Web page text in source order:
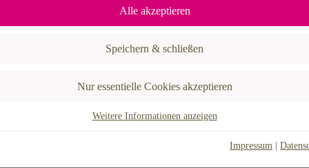
Alle akzeptieren
Speichern & schließen
Nur essentielle Cookies akzeptieren
Cookies werden für grundlegende Funktionen der Webseite benötigt.
Weitere Informationen anzeigen
Impressum